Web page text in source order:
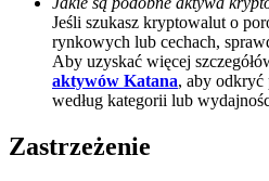
Deposit CASHCAT & Win
Share 500000 CASHCAT
Jeśli szukasz kryptowalut o
rynkowych lub cechach,
Aby uzyskać więcej
aktywów Katana, aby odkryć
według kategorii lub
Zastrzeżenie